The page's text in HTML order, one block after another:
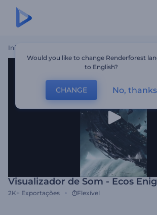
Início
Visualizador de Som - Ecos
2K+ Exportações Flexível
Would you like to change Renderforest
to English?
CHANGE No, thanks